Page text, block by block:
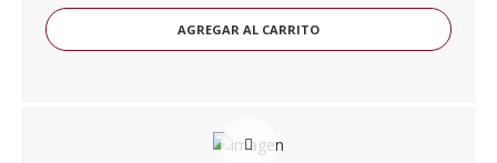
AGREGAR AL CARRITO